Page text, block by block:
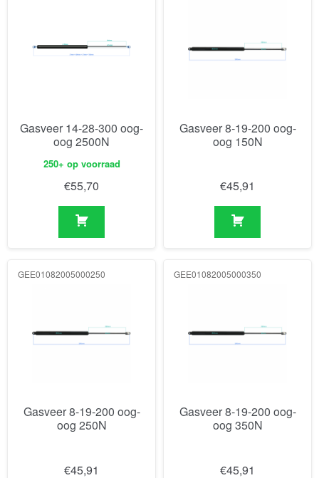
Gasveer 14-28-300 oog-
oog 2500N
250+ op voorraad
€55,70
Gasveer 8-19-200 oog-
oog 150N
€45,91
GEE01082005000250
Gasveer 8-19-200 oog-
oog 250N
€45,91
GEE01082005000350
Gasveer 8-19-200 oog-
oog 350N
€45,91